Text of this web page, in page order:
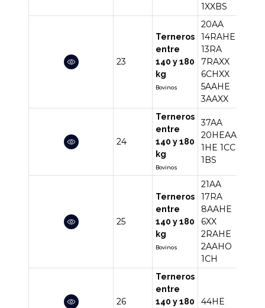
1XXBS
23
Terneros
entre
140 y 180
kg
Bovinos
20AA
14RAHE
13RA
7RAXX
6CHXX
5AAHE
3AAXX
24
Terneros
entre
140 y 180
kg
Bovinos
37AA
20HEAA
1HE 1CC
1BS
25
Terneros
entre
140 y 180
kg
Bovinos
21AA
17RA
8AAHE
6XX
2RAHE
2AAHO
1CH
26
Terneros
entre
140 y 180
44HE